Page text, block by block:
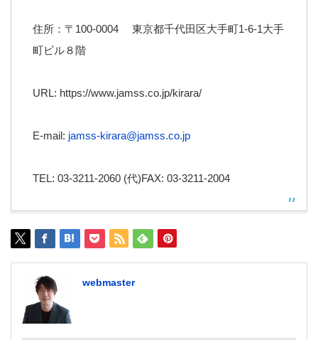
住所：〒100-0004
東京都千代田区大手町1-6-1大手
町ビル８階
URL: https://www.jamss.co.jp/kirara/
E-mail: jamss-kirara@jamss.co.jp
TEL: 03-3211-2060 (代)FAX: 03-3211-2004
webmaster